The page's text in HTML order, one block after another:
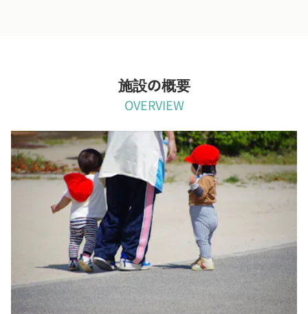
施設の概要
OVERVIEW